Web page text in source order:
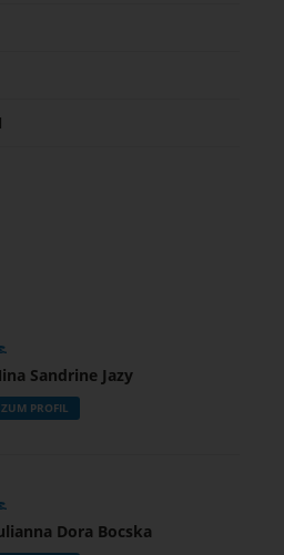
Sandrine Jazy
ZUM PROFIL
Dora Bocska